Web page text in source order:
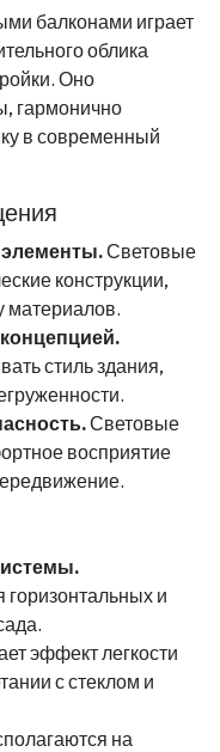
балконами играет
облика
Оно
гармонично
в современный
элементы.Световые
конструкции,
материалов.
стиль здания,
Световые
восприятие
и
эффект легкости
с стеклом и
на